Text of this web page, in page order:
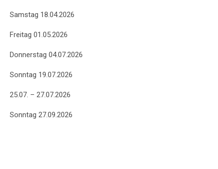
Samstag 18.04.2026
Freitag 01.05.2026
Donnerstag 04.07.2026
Sonntag 19.07.2026
25.07. – 27.07.2026
Sonntag 27.09.2026